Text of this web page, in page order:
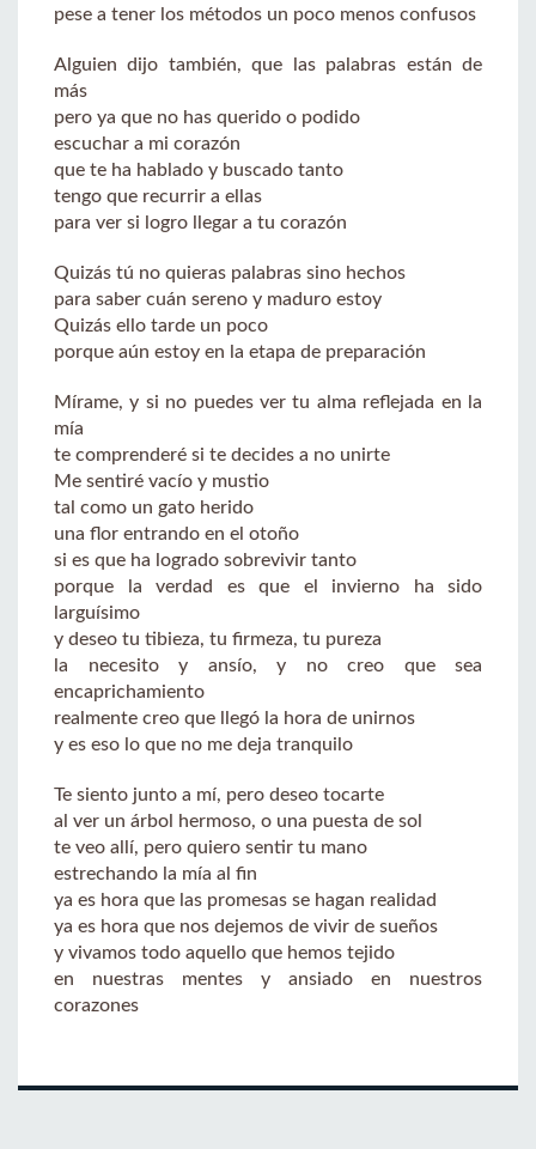
pese a tener los métodos un poco menos confusos
Alguien dijo también, que las palabras están de
más
pero ya que no has querido o podido
escuchar a mi corazón
que te ha hablado y buscado tanto
tengo que recurrir a ellas
para ver si logro llegar a tu corazón
Quizás tú no quieras palabras sino hechos
para saber cuán sereno y maduro estoy
Quizás ello tarde un poco
porque aún estoy en la etapa de preparación
Mírame, y si no puedes ver tu alma reflejada en la
mía
te comprenderé si te decides a no unirte
Me sentiré vacío y mustio
tal como un gato herido
una flor entrando en el otoño
si es que ha logrado sobrevivir tanto
porque la verdad es que el invierno ha sido
larguísimo
y deseo tu tibieza, tu firmeza, tu pureza
la necesito y ansío, y no creo que sea
encaprichamiento
realmente creo que llegó la hora de unirnos
y es eso lo que no me deja tranquilo
Te siento junto a mí, pero deseo tocarte
al ver un árbol hermoso, o una puesta de sol
te veo allí, pero quiero sentir tu mano
estrechando la mía al fin
ya es hora que las promesas se hagan realidad
ya es hora que nos dejemos de vivir de sueños
y vivamos todo aquello que hemos tejido
en nuestras mentes y ansiado en nuestros
corazones